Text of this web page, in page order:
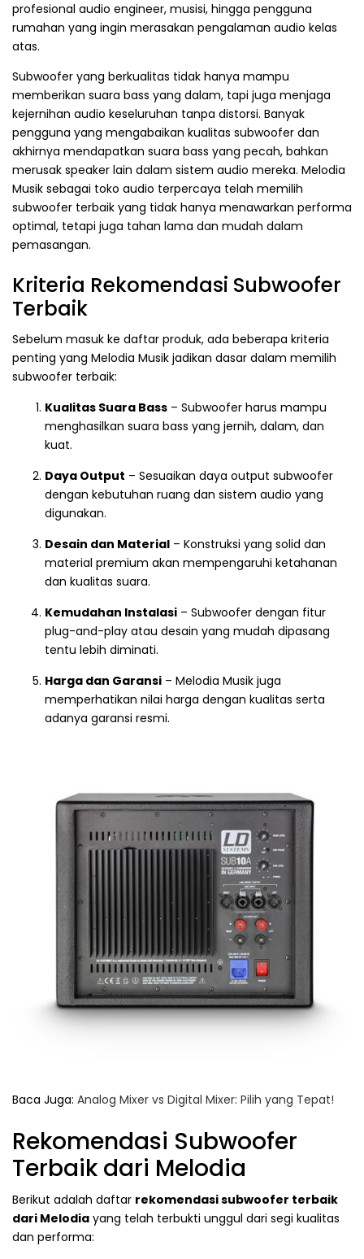
profesional audio engineer, musisi, hingga pengguna
rumahan yang ingin merasakan pengalaman audio kelas
atas.
Subwoofer yang berkualitas tidak hanya mampu
memberikan suara bass yang dalam, tapi juga menjaga
kejernihan audio keseluruhan tanpa distorsi. Banyak
pengguna yang mengabaikan kualitas subwoofer dan
akhirnya mendapatkan suara bass yang pecah, bahkan
merusak speaker lain dalam sistem audio mereka. Melodia
Musik sebagai toko audio terpercaya telah memilih
subwoofer terbaik yang tidak hanya menawarkan performa
optimal, tetapi juga tahan lama dan mudah dalam
pemasangan.
Kriteria Rekomendasi Subwoofer
Terbaik
Sebelum masuk ke daftar produk, ada beberapa kriteria
penting yang Melodia Musik jadikan dasar dalam memilih
subwoofer terbaik:
Kualitas Suara Bass – Subwoofer harus mampu
menghasilkan suara bass yang jernih, dalam, dan
kuat.
Daya Output – Sesuaikan daya output subwoofer
dengan kebutuhan ruang dan sistem audio yang
digunakan.
Desain dan Material – Konstruksi yang solid dan
material premium akan mempengaruhi ketahanan
dan kualitas suara.
Kemudahan Instalasi – Subwoofer dengan fitur
plug-and-play atau desain yang mudah dipasang
tentu lebih diminati.
Harga dan Garansi – Melodia Musik juga
memperhatikan nilai harga dengan kualitas serta
adanya garansi resmi.
Baca Juga: Analog Mixer vs Digital Mixer: Pilih yang Tepat!
Rekomendasi Subwoofer
Terbaik dari Melodia
Berikut adalah daftar rekomendasi subwoofer terbaik
dari Melodia yang telah terbukti unggul dari segi kualitas
dan performa: